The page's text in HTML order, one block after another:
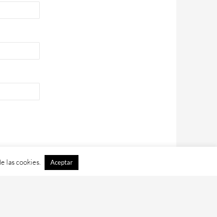
las cookies. Aceptar